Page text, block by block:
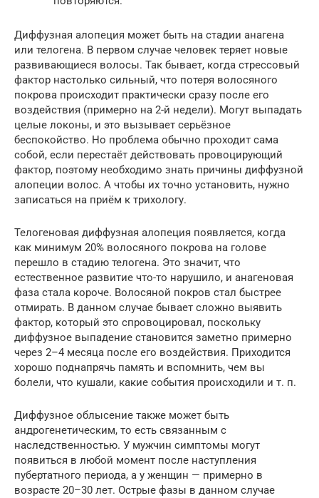
Диффузная алопеция может быть на стадии анагена
или телогена. В первом случае человек теряет новые
развивающиеся волосы. Так бывает, когда стрессовый
фактор настолько сильный, что потеря волосяного
покрова происходит практически сразу после его
воздействия (примерно на 2-й недели). Могут выпадать
целые локоны, и это вызывает серьёзное
беспокойство. Но проблема обычно проходит сама
собой, если перестаёт действовать провоцирующий
фактор, поэтому необходимо знать причины диффузной
алопеции волос. А чтобы их точно установить, нужно
записаться на приём к трихологу.
Телогеновая диффузная алопеция появляется, когда
как минимум 20% волосяного покрова на голове
перешло в стадию телогена. Это значит, что
естественное развитие что-то нарушило, и анагеновая
фаза стала короче. Волосяной покров стал быстрее
отмирать. В данном случае бывает сложно выявить
фактор, который это спровоцировал, поскольку
диффузное выпадение становится заметно примерно
через 2–4 месяца после его воздействия. Приходится
хорошо поднапрячь память и вспомнить, чем вы
болели, что кушали, какие события происходили и т. п.
Диффузное облысение также может быть
андрогенетическим, то есть связанным с
наследственностью. У мужчин симптомы могут
появиться в любой момент после наступления
пубертатного периода, а у женщин — примерно в
возрасте 20–30 лет. Острые фазы в данном случае